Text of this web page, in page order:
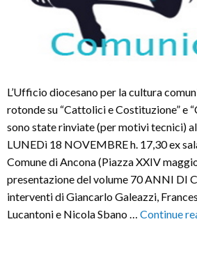
L’Ufficio diocesano per la cultura
rotonde su “Cattolici e Costituzione” e
sono state rinviate (per motivi tecnici)
LUNEDì 18 NOVEMBRE h. 17,30 ex
Comune di Ancona (Piazza XXIV
presentazione del volume 70 ANNI DI
interventi di Giancarlo Galeazzi,
Lucantoni e Nicola Sbano … Continue